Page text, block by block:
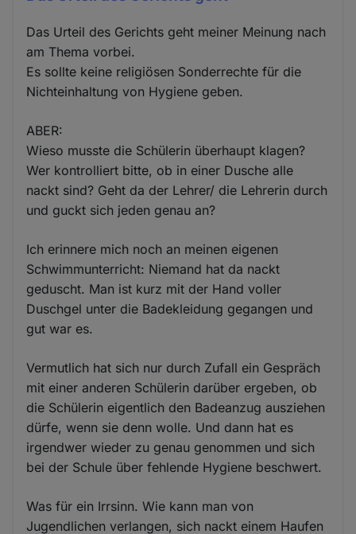
Das Urteil des Gerichts geht meiner Meinung nach
am Thema vorbei.
Es sollte keine religiösen Sonderrechte für die
Nichteinhaltung von Hygiene geben.
ABER:
Wieso musste die Schülerin überhaupt klagen?
Wer kontrolliert bitte, ob in einer Dusche alle
nackt sind? Geht da der Lehrer/ die Lehrerin durch
und guckt sich jeden genau an?
Ich erinnere mich noch an meinen eigenen
Schwimmunterricht: Niemand hat da nackt
geduscht. Man ist kurz mit der Hand voller
Duschgel unter die Badekleidung gegangen und
gut war es.
Vermutlich hat sich nur durch Zufall ein Gespräch
mit einer anderen Schülerin darüber ergeben, ob
die Schülerin eigentlich den Badeanzug ausziehen
dürfe, wenn sie denn wolle. Und dann hat es
irgendwer wieder zu genau genommen und sich
bei der Schule über fehlende Hygiene beschwert.
Was für ein Irrsinn. Wie kann man von
Jugendlichen verlangen, sich nackt einem Haufen